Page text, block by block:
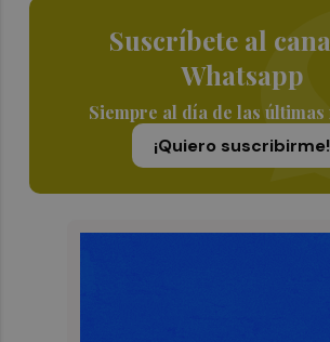
Suscríbete al
Whatsapp
Siempre al día de las
¡Quiero suscribirme!